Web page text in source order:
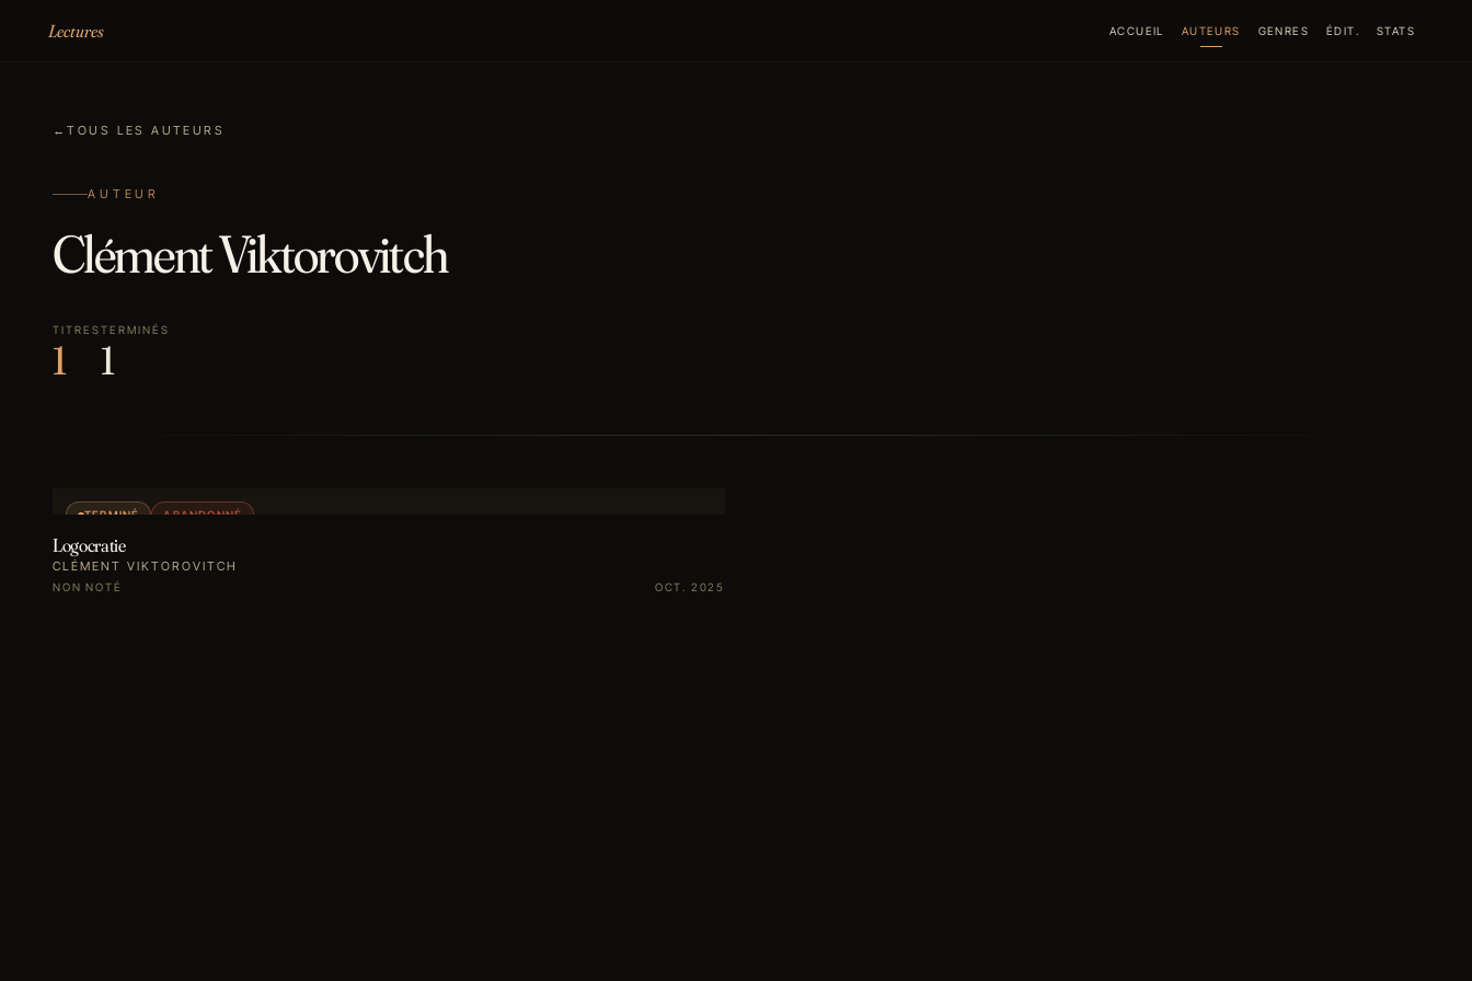
Lectures
ACCUEIL AUTEURS GENRES ÉDIT. STATS
←TOUS LES AUTEURS
AUTEUR
Clément Viktorovitch
TITRES
1
TERMINÉS
1
TERMINÉ ABANDONNÉ
Logocratie
CLÉMENT VIKTOROVITCH
NON NOTÉ OCT. 2025